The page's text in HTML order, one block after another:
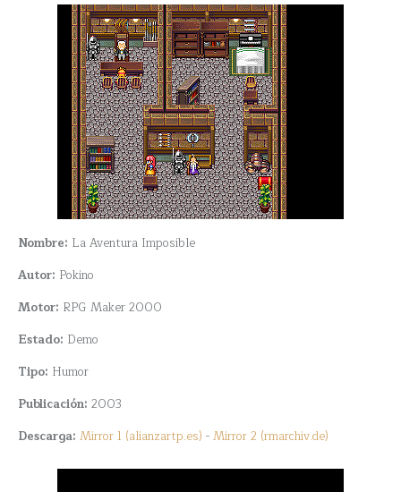
Nombre: La Aventura Imposible
Autor: Pokino
Motor: RPG Maker 2000
Estado: Demo
Tipo: Humor
Publicación: 2003
Descarga: Mirror 1 (alianzartp.es) -Mirror 2 (rmarchiv.de)